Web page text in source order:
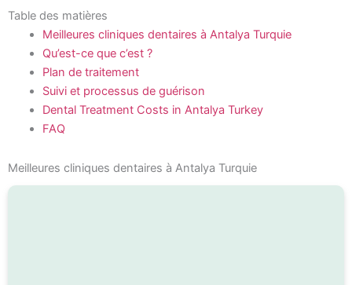
Table des matières
Meilleures cliniques dentaires à Antalya Turquie
Qu’est-ce que c’est ?
Plan de traitement
Suivi et processus de guérison
Dental Treatment Costs in Antalya Turkey
FAQ
Meilleures cliniques dentaires à Antalya Turquie